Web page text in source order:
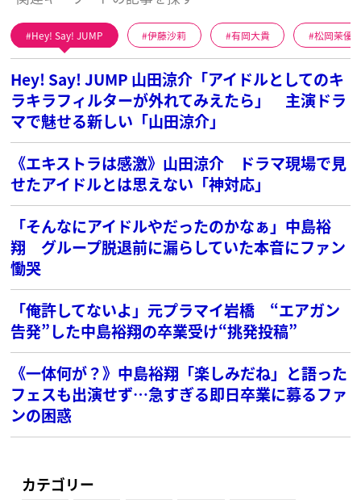
Hey! Say! JUMP 伊藤沙莉 有岡大貴 松岡茉優
Hey! Say! JUMP 山田涼介「アイドルとしてのキ
ラキラフィルターが外れてみえたら」 主演ドラ
マで魅せる新しい「山田涼介」
《エキストラは感激》山田涼介 ドラマ現場で見
せたアイドルとは思えない「神対応」
「そんなにアイドルやだったのかなぁ」中島裕
翔 グループ脱退前に漏らしていた本音にファン
慟哭
「俺許してないよ」元プラマイ岩橋 “エアガン
告発”した中島裕翔の卒業受け“挑発投稿”
《一体何が？》中島裕翔「楽しみだね」と語った
フェスも出演せず…急すぎる即日卒業に募るファ
ンの困惑
カテゴリー